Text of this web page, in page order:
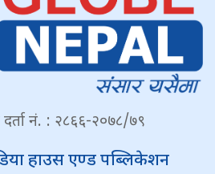
नं. : २८६६-२०७८/७९
हाउस एण्ड पब्लिकेशन